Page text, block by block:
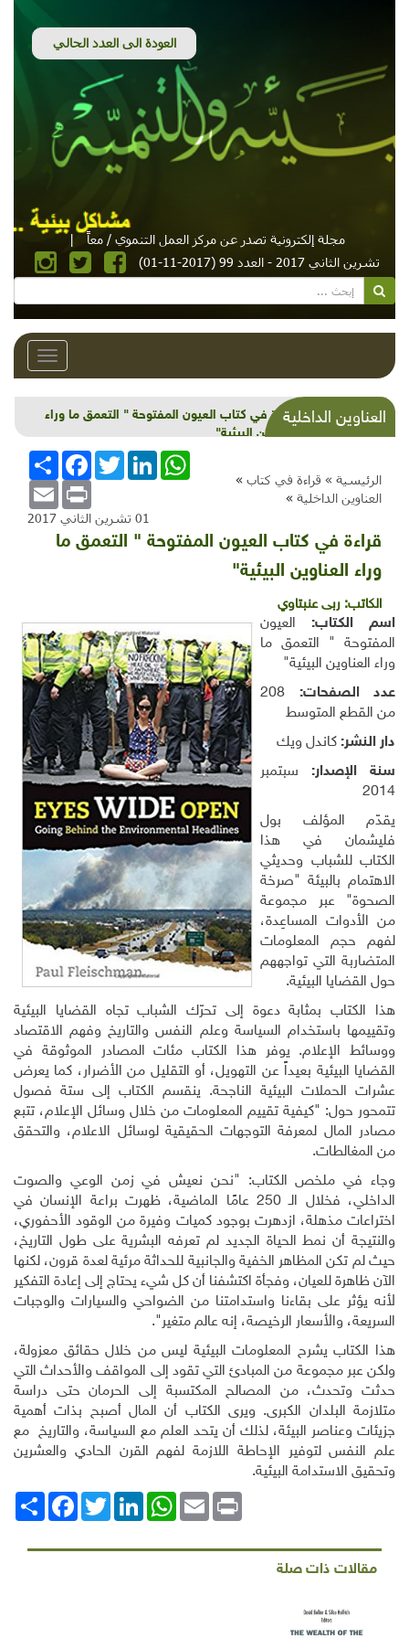
مجلة إلكترونية تصدر عن مركز العمل التنموي / معاً
|
تشرين الثاني 2017 - العدد 99 (2017-11-01)
Toggle
العناوين الداخلية
بحلول 2022 سيكون هناك 50 طرازا جديدا من
السيارات الكهربائية مطروحة في الأسواق للبيع
الرئيسية » قراءة في كتاب »
العناوين الداخلية »
انشر
FacebookTwitterLinkedInWhatsApp
Email Print
01 تشرين الثاني 2017
قراءة في كتاب العيون المفتوحة " التعمق ما
وراء العناوين البيئية"
الكاتب: ربى عنبتاوي
اسم الكتاب: العيون
المفتوحة " التعمق ما
وراء العناوين البيئية"
عدد الصفحات:
208
من القطع المتوسط
دار النشر: كاندل ويك
سنة الإصدار: سبتمبر
2014
يقدّم المؤلف بول
فليشمان في هذا
الكتاب للشباب وحديثي
الاهتمام بالبيئة "صرخة
الصحوة" عبر مجموعة
من الأدوات المساعِدة،
لفهم حجم المعلومات
المتضاربة التي تواجههم
حول القضايا البيئية.
هذا الكتاب بمثابة دعوة إلى تحرّك الشباب تجاه القضايا البيئية
وتقييمها باستخدام السياسة وعلم النفس والتاريخ وفهم الاقتصاد
ووسائط الإعلام. يوفر هذا الكتاب مئات المصادر الموثوقة في
القضايا البيئية بعيداً عن التهويل، أو التقليل من الأضرار، كما يعرض
عشرات الحملات البيئية الناجحة. ينقسم الكتاب إلى ستة فصول
تتمحور حول: "كيفية تقييم المعلومات من خلال وسائل الإعلام، تتبع
مصادر المال لمعرفة التوجهات الحقيقية لوسائل الاعلام، والتحقق
من المغالطات.
وجاء في ملخص الكتاب: "نحن نعيش في زمن الوعي والصوت
الداخلي، فخلال الـ 250 عامًا الماضية، ظهرت براعة الإنسان في
اختراعات مذهلة، ازدهرت بوجود كميات وفيرة من الوقود الأحفوري،
والنتيجة أن نمط الحياة الجديد لم تعرفه البشرية على طول التاريخ،
حيث لم تكن المظاهر الخفية والجانبية للحداثة مرئية لعدة قرون، لكنها
الآن ظاهرة للعيان، وفجأة اكتشفنا أن كل شيء يحتاج إلى إعادة التفكير
لأنه يؤثر على بقاءنا واستدامتنا من الضواحي والسيارات والوجبات
السريعة، والأسعار الرخيصة، إنه عالم متغير".
هذا الكتاب يشرح المعلومات البيئية ليس من خلال حقائق معزولة،
ولكن عبر مجموعة من المبادئ التي تقود إلى المواقف والأحداث التي
حدثت وتحدث، من المصالح المكتسبة إلى الحرمان حتى دراسة
متلازمة البلدان الكبرى. ويرى الكتاب أن المال أصبح بذات أهمية
جزيئات وعناصر البيئة، لذلك أن يتحد العلم مع السياسة، والتاريخ مع
علم النفس لتوفير الإحاطة اللازمة لفهم القرن الحادي والعشرين
وتحقيق الاستدامة البيئية.
انشر
FacebookTwitterLinkedIn
WhatsAppEmail Print
مقالات ذات صلة